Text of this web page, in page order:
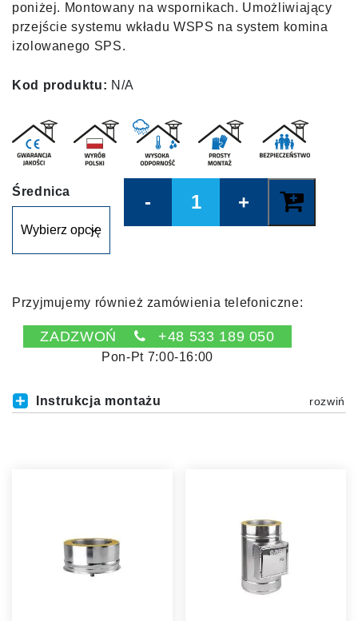
poniżej. Montowany na wspornikach. Umożliwiający
przejście systemu wkładu WSPS na system komina
izolowanego SPS.
Kod produktu: N/A
Średnica
Przyjmujemy również zamówienia telefoniczne:
ZADZWOŃ +48 533 189 050
Pon-Pt 7:00-16:00
Instrukcja montażu